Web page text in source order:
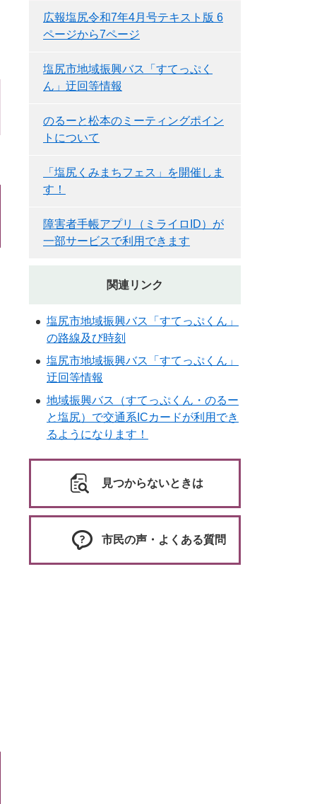
広報塩尻令和7年4月号テキスト版 6
ページから7ページ
塩尻市地域振興バス「すてっぷく
ん」迂回等情報
のるーと松本のミーティングポイン
トについて
「塩尻くみまちフェス」を開催しま
す！
障害者手帳アプリ（ミライロID）が
一部サービスで利用できます
関連リンク
塩尻市地域振興バス「すてっぷくん」
の路線及び時刻
塩尻市地域振興バス「すてっぷくん」
迂回等情報
地域振興バス（すてっぷくん・のるー
と塩尻）で交通系ICカードが利用でき
るようになります！
見つからないときは
市民の声・よくある質問